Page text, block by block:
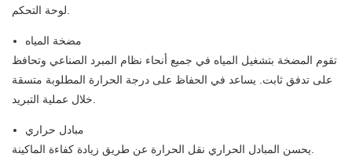
لوحة التحكم.
مضخة المياه
تقوم المضخة بتشغيل المياه في جميع أنحاء نظام المبرد الصناعي وتحافظ
على تدفق ثابت. يساعد في الحفاظ على درجة الحرارة المطلوبة متسقة
خلال عملية التبريد.
مبادل حراري
يحسن المبادل الحراري نقل الحرارة عن طريق زيادة كفاءة الماكينة.